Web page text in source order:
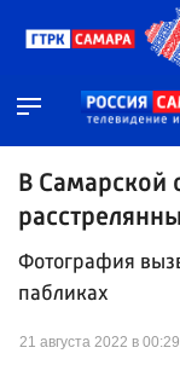
В Самарской
Фотография
пабликах
21 августа 2022 в 00:29